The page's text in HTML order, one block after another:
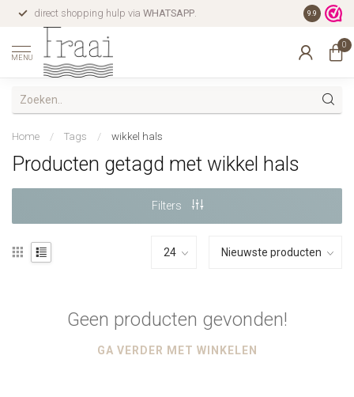
direct shopping hulp via WHATSAPP. gratis
9.9
MENU
0
Home / Tags / wikkel hals
Producten getagd met wikkel hals
Filters
Geen producten gevonden!
GA VERDER MET WINKELEN